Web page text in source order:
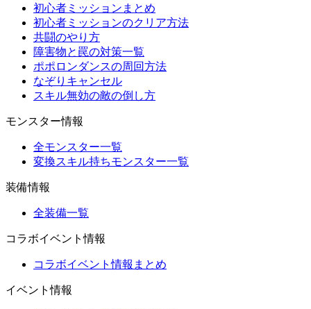
初心者ミッションまとめ
初心者ミッションのクリア方法
共闘のやり方
障害物と罠の対策一覧
ポポロンダンスの周回方法
なぞりキャンセル
スキル無効の敵の倒し方
モンスター情報
全モンスター一覧
変換スキル持ちモンスター一覧
装備情報
全装備一覧
コラボイベント情報
コラボイベント情報まとめ
イベント情報